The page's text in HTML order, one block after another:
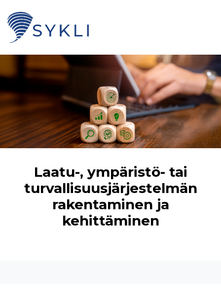
Laatu-, ympäristö- tai
turvallisuusjärjestelmän
rakentaminen ja
kehittäminen